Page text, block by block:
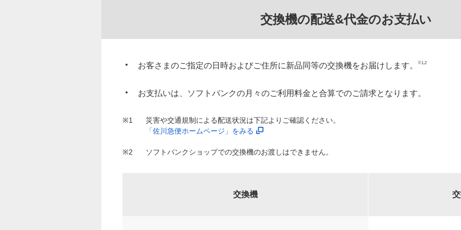
交換機の配送&代金のお支払い
お客さまのご指定の日時およびご住所に新品同等の交換機をお届けします。 ※1,2
お支払いは、ソフトバンクの月々のご利用料金と合算でのご請求となります。
※1
災害や交通規制による配送状況は下記よりご確認ください。
「佐川急便ホームページ」をみる
※2 ソフトバンクショップでの交換機のお渡しはできません。
交換機